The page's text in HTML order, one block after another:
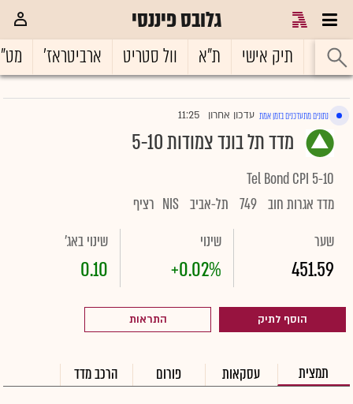
גלובס פיננסי
ראשי תיק אישי ת"א וול סטריט ארביטראז'
נתונים מתעדכנים בזמן אמת |עדכון אחרון 11:25
מדד תל בונד צמודות 5-10
Tel Bond CPI 5-10
מדד אגרות חוב 749 תל-אביב NIS רציף
שער
451.59
שינוי
+0.02%
שינוי באג'
0.10
הוסף לתיק התראות
תמצית עסקאות פורום הרכב מדד